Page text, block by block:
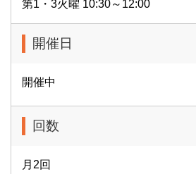
第1・3火曜 10:30～12:00
開催日
開催中
回数
月2回